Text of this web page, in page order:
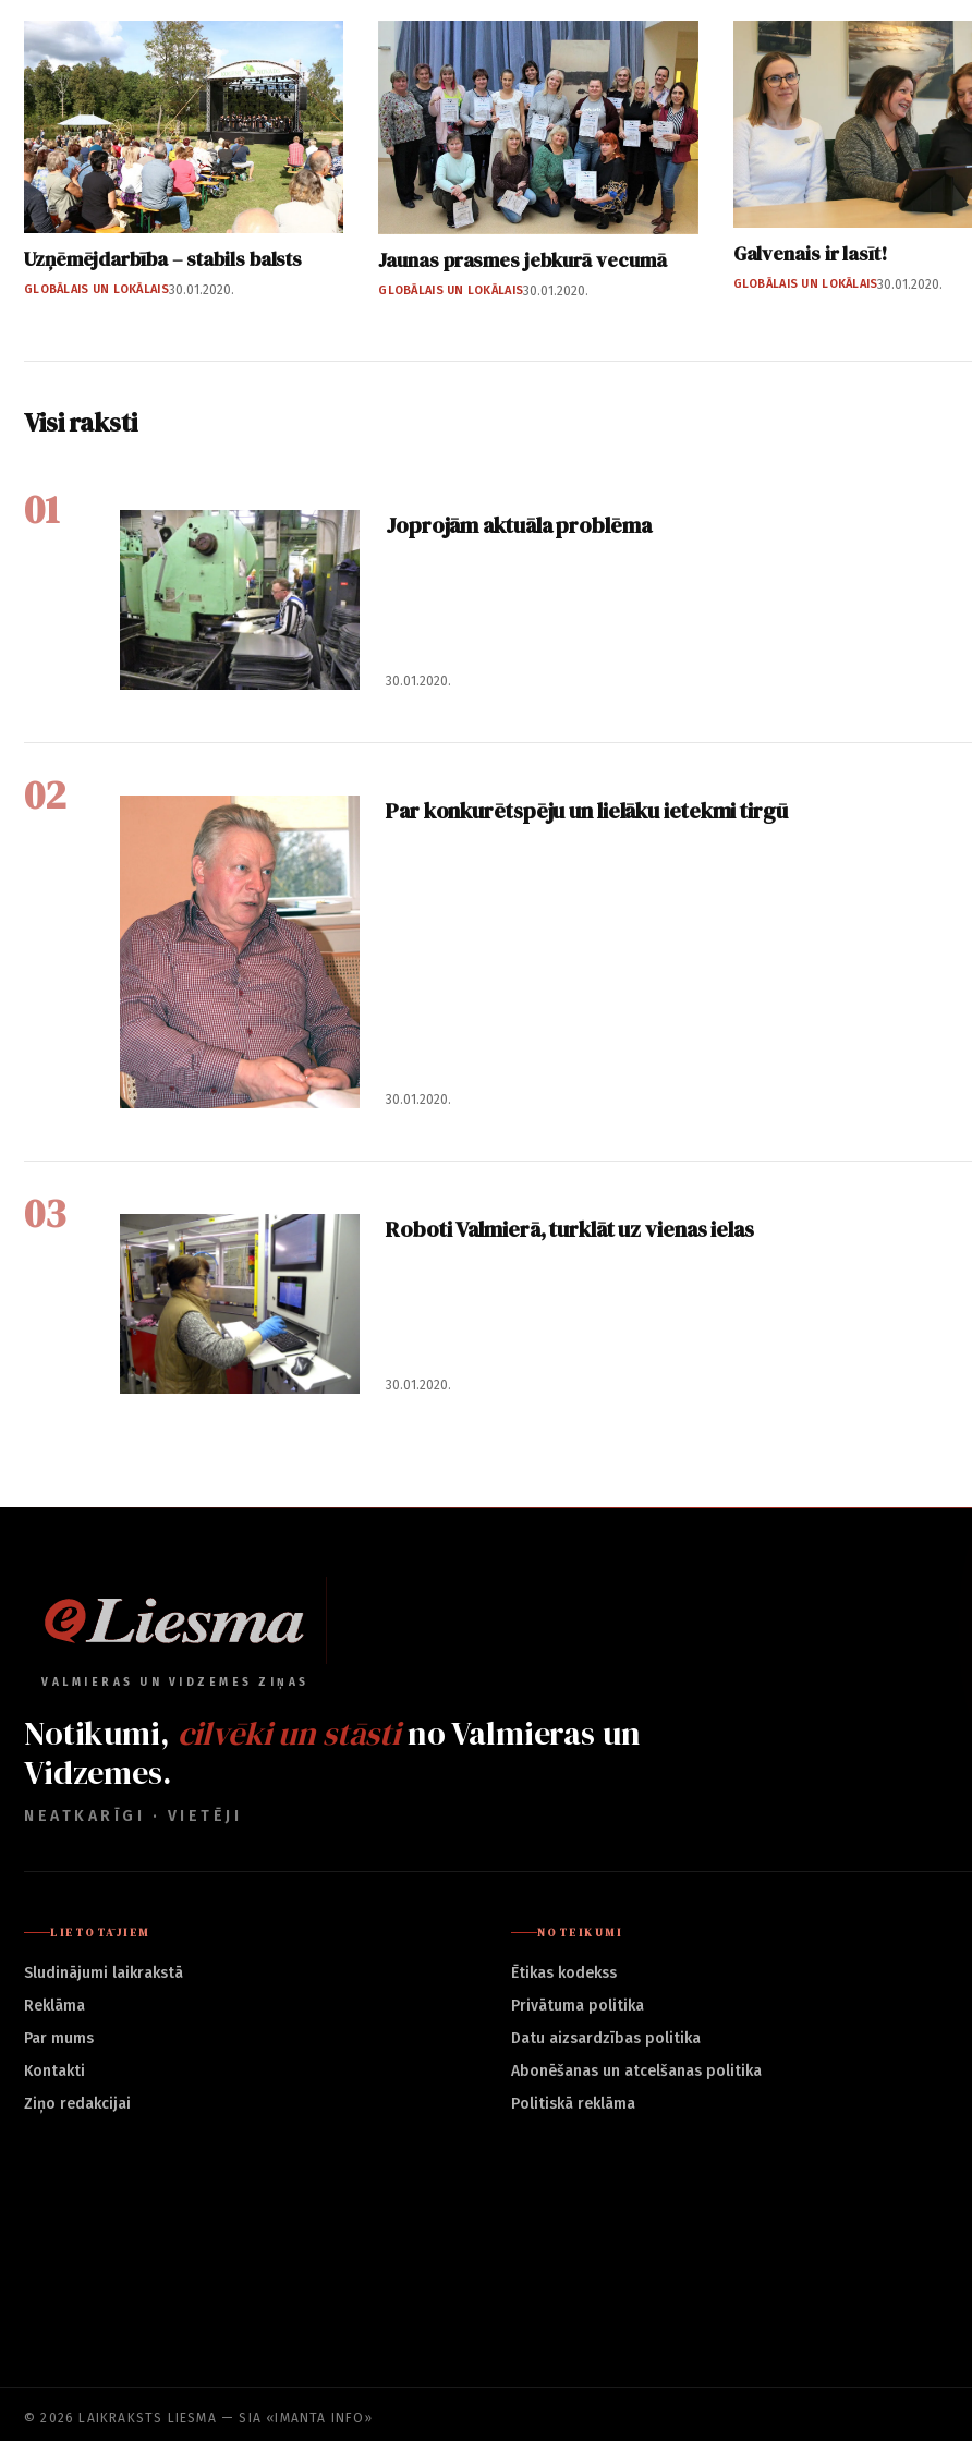
Uzņēmējdarbība – stabils balsts
GLOBĀLAIS UN LOKĀLAIS30.01.2020.
Jaunas prasmes jebkurā vecumā
GLOBĀLAIS UN LOKĀLAIS30.01.2020.
Galvenais ir lasīt!
GLOBĀLAIS UN LOKĀLAIS30.01.2020.
Visi raksti
01 Joprojām aktuāla problēma
30.01.2020.
02 Par konkurētspēju un lielāku ietekmi tirgū
30.01.2020.
03 Roboti Valmierā, turklāt uz vienas ielas
30.01.2020.
VALMIERAS UN VIDZEMES ZIŅAS
Notikumi, cilvēki un stāstino Valmieras un
Vidzemes.
NEATKARĪGI · VIETĒJI
LIETOTĀJIEM
Sludinājumi laikrakstā
Reklāma
Par mums
Kontakti
Ziņo redakcijai
NOTEIKUMI
Ētikas kodekss
Privātuma politika
Datu aizsardzības politika
Abonēšanas un atcelšanas politika
Politiskā reklāma
© 2026 LAIKRAKSTS LIESMA — SIA «IMANTA INFO»